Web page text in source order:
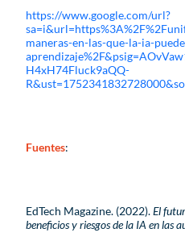
https://www.google.com/url?
maneras-en-las-que-la-ia-
H4xH74Fluck9aQQ-
Fuentes:
EdTech Magazine. (2022).El
beneficios y riesgos de la IA en las